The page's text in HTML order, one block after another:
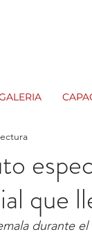
que
durante el